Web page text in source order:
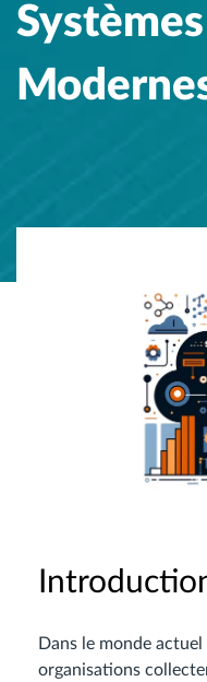
Dans le monde
organisations